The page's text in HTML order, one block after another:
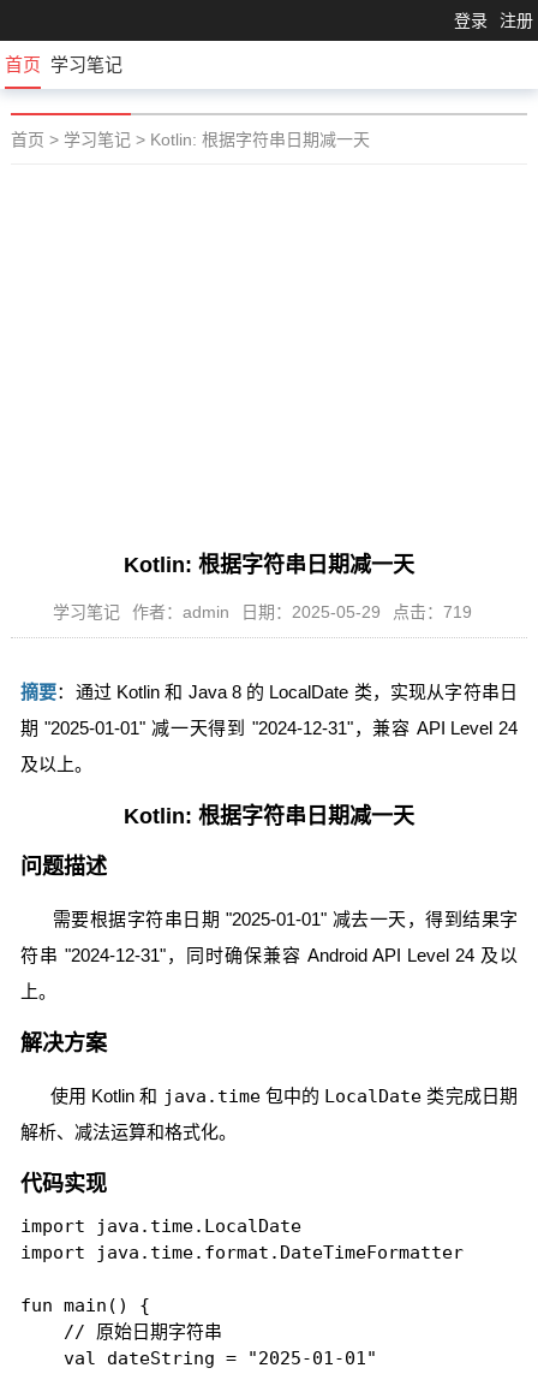
登录 注册
首页 学习笔记
首页 > 学习笔记 > Kotlin: 根据字符串日期减一天
Kotlin: 根据字符串日期减一天
学习笔记 作者：admin 日期：2025-05-29 点击：719
摘要：通过 Kotlin 和 Java 8 的 LocalDate 类，实现从字符串日
期 "2025-01-01" 减一天得到 "2024-12-31"，兼容 API Level 24
及以上。
Kotlin: 根据字符串日期减一天
问题描述
需要根据字符串日期 "2025-01-01" 减去一天，得到结果字
符串 "2024-12-31"，同时确保兼容 Android API Level 24 及以
上。
解决方案
使用 Kotlin 和 java.time包中的 LocalDate 类完成日期
解析、减法运算和格式化。
代码实现
import java.time.LocalDate
import java.time.format.DateTimeFormatter
fun main() {
    // 原始日期字符串
    val dateString = "2025-01-01"